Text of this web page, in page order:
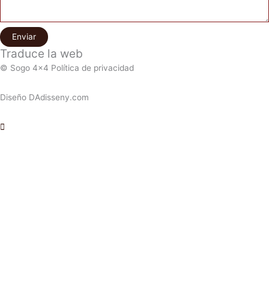
Enviar
Traduce la web
© Sogo 4x4 Política de privacidad
Diseño DAdisseny.com